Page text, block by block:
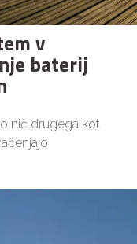
v
baterij
nič drugega kot